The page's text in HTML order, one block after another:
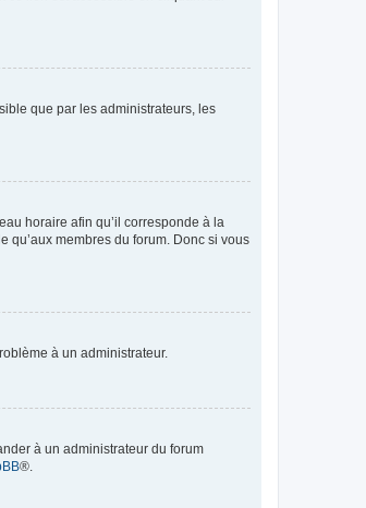
que par les administrateurs, les
horaire afin qu’il corresponde à la
qu’aux membres du forum. Donc si vous
à un administrateur.
à un administrateur du forum
®.